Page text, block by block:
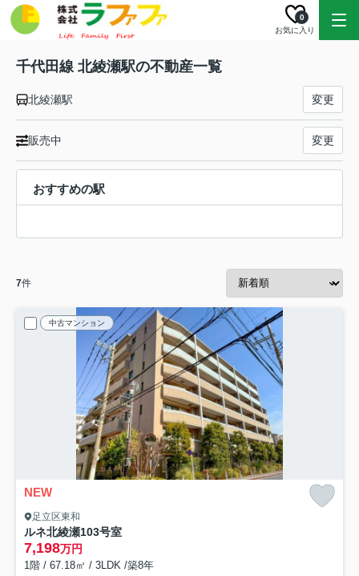
お気に入り
0
千代田線 北綾瀬駅の不動産一覧
北綾瀬駅 変更
販売中 変更
おすすめの駅
7件
中古マンション
NEW
足立区東和
ルネ北綾瀬103号室
7,198万円
1階 / 67.18㎡ / 3LDK /築8年